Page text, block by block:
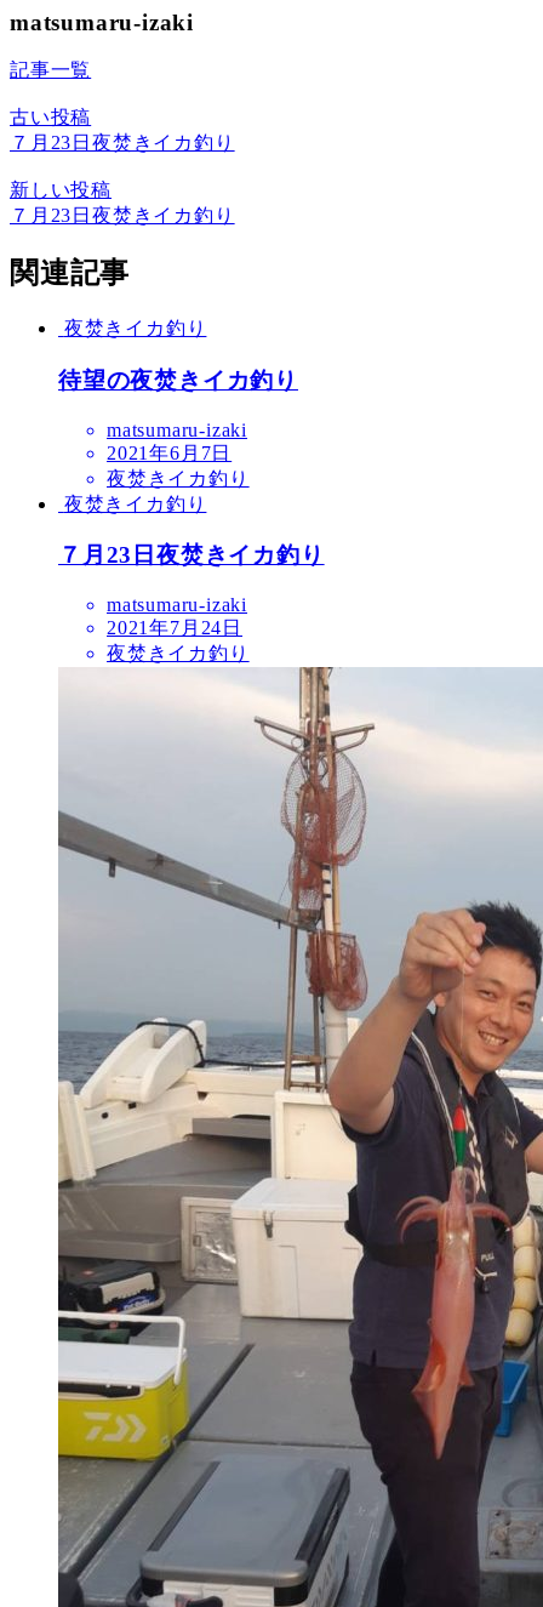
matsumaru-izaki
記事一覧
古い投稿
７月23日夜焚きイカ釣り
新しい投稿
７月23日夜焚きイカ釣り
関連記事
夜焚きイカ釣り
待望の夜焚きイカ釣り
matsumaru-izaki
2021年6月7日
夜焚きイカ釣り
夜焚きイカ釣り
７月23日夜焚きイカ釣り
matsumaru-izaki
2021年7月24日
夜焚きイカ釣り